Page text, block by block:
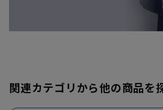
関連カテゴリから他の商品を